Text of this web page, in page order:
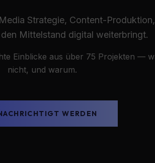
Strategie, Content-
Mittelstand digital weiterbringt.
Einblicke aus über 75 Projekten —
nicht, und warum.
WERDEN